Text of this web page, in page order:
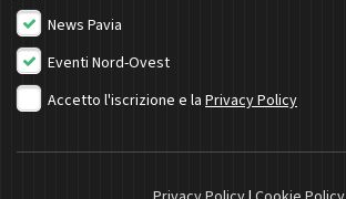
News Pavia
Eventi Nord-Ovest
Accetto l'iscrizione e la Privacy Policy